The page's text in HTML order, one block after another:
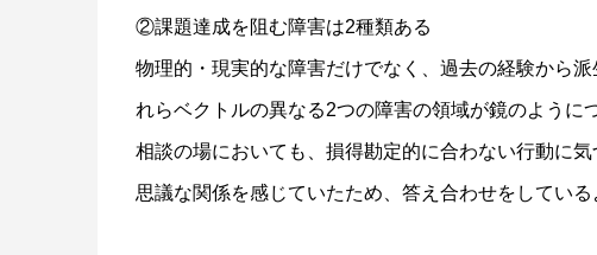
②課題達成を阻む障害は2種類ある
物理的・現実的な障害だけでなく、過去の経験から
れらベクトルの異なる2つの障害の領域が鏡のように
相談の場においても、損得勘定的に合わない行動に
思議な関係を感じていたため、答え合わせをしている